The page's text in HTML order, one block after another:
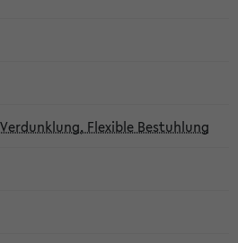
Flexible Bestuhlung